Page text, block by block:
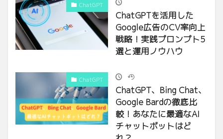
ChatGPT
ChatGPTを活用した
Google広告のCV率向上
戦略！実践プロンプト5
選と運用ノウハウ
ChatGPT
ChatGPT、Bing Chat、
Google Bardの徹底比
較！あなたに最適なAI
チャットボットはど